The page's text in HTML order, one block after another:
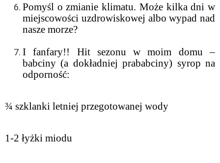
Pomyśl o zmianie klimatu. Może kilka dni w
miejscowości uzdrowiskowej albo wypad nad
nasze morze?
I fanfary!! Hit sezonu w moim domu –
babciny (a dokładniej prababciny) syrop na
odporność:
¾ szklanki letniej przegotowanej wody
1-2 łyżki miodu